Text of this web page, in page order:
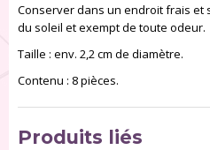
Conserver dans un endroit frais et
du soleil et exempt de toute odeur.
Taille : env. 2,2 cm de diamètre.
Contenu : 8 pièces.
Produits liés